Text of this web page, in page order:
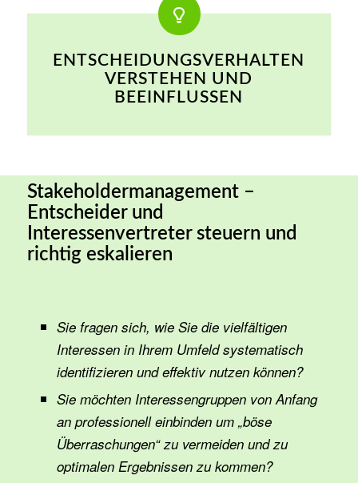
ENTSCHEIDUNGSVERHALTEN
VERSTEHEN UND
BEEINFLUSSEN
Stakeholdermanagement –
Entscheider und
Interessenvertreter steuern und
richtig eskalieren
Sie fragen sich, wie Sie die vielfältigen
Interessen in Ihrem Umfeld systematisch
identifizieren und effektiv nutzen können?
Sie möchten Interessengruppen von Anfang
an professionell einbinden um „böse
Überraschungen“ zu vermeiden und zu
optimalen Ergebnissen zu kommen?